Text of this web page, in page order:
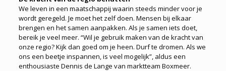
We leven in een maatschappij waarin steeds minder voor je
wordt geregeld. Je moet het zelf doen. Mensen bij elkaar
brengen en het samen aanpakken. Als je samen iets doet,
bereik je veel meer. “Wil je gebruik maken van de kracht van
onze regio? Kijk dan goed om je heen. Durf te dromen. Als we
ons een beetje inspannen, is veel mogelijk”, aldus een
enthousiaste Dennis de Lange van marktteam Boxmeer.